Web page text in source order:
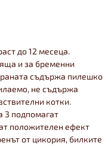
до 12 месеца.
и за бременни
съдържа пилешко
не съдържа
котки.
3 подпомагат
положителен ефект
от цикория, билките